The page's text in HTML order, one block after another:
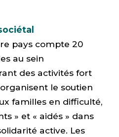
pays compte 20
au sein
des activités fort
le soutien
familles en difficulté,
» et « aidés » dans
active. Les